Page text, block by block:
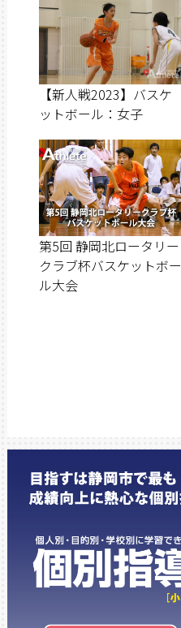
【新人戦2023】バスケ
ットボール：女子
第5回 静岡北ロータリー
クラブ杯バスケットボー
ル大会